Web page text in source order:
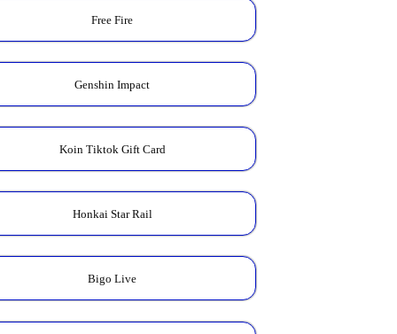
Free Fire
Genshin Impact
Koin Tiktok Gift Card
Honkai Star Rail
Bigo Live